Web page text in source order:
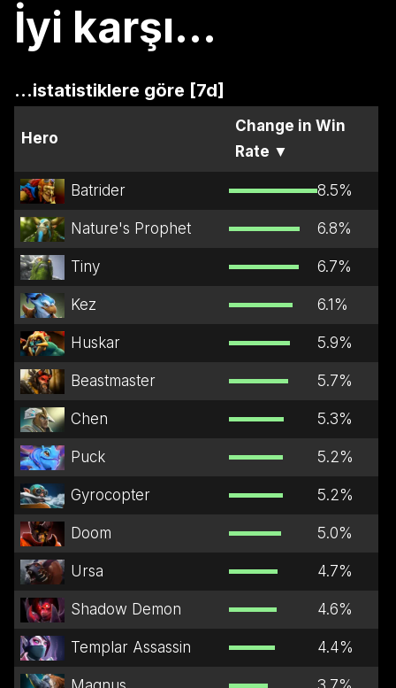
İyi karşı...
...istatistiklere göre [7d]
Hero
Change in Win
Rate ▼
Batrider 8.5%
Nature's Prophet 6.8%
Tiny 6.7%
Kez 6.1 %
Huskar 5.9%
Beastmaster 5.7%
Chen 5.3%
Puck 5.2%
Gyrocopter 5.2%
Doom 5.0%
Ursa 4.7%
Shadow Demon 4.6%
Templar Assassin 4.4%